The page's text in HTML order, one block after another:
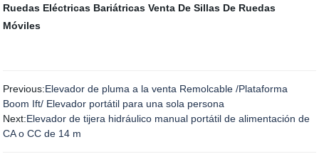
Ruedas Eléctricas Bariátricas Venta De Sillas De Ruedas
Móviles
Previous:Elevador de pluma a la venta Remolcable /Plataforma
Boom Ift/ Elevador portátil para una sola persona
Next:Elevador de tijera hidráulico manual portátil de alimentación de
CA o CC de 14 m